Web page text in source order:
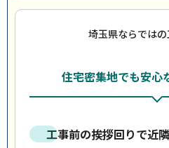
埼玉県ならでは
住宅密集地でも安心
工事前の挨拶回りで近